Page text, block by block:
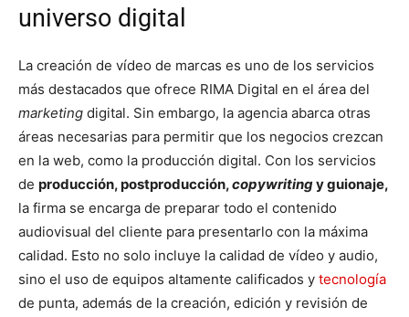
universo digital
La creación de vídeo de marcas es uno de los servicios
más destacados que ofrece RIMA Digital en el área del
marketing digital. Sin embargo, la agencia abarca otras
áreas necesarias para permitir que los negocios crezcan
en la web, como la producción digital. Con los servicios
de producción, postproducción,copywritingy guionaje,
la firma se encarga de preparar todo el contenido
audiovisual del cliente para presentarlo con la máxima
calidad. Esto no solo incluye la calidad de vídeo y audio,
sino el uso de equipos altamente calificados y tecnología
de punta, además de la creación, edición y revisión de